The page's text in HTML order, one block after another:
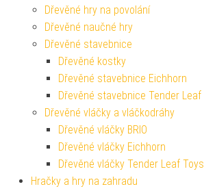
Dřevěné hry na povolání
Dřevěné naučné hry
Dřevěné stavebnice
Dřevěné kostky
Dřevěné stavebnice Eichhorn
Dřevěné stavebnice Tender Leaf
Dřevěné vláčky a vláčkodráhy
Dřevěné vláčky BRIO
Dřevěné vláčky Eichhorn
Dřevěné vláčky Tender Leaf Toys
Hračky a hry na zahradu